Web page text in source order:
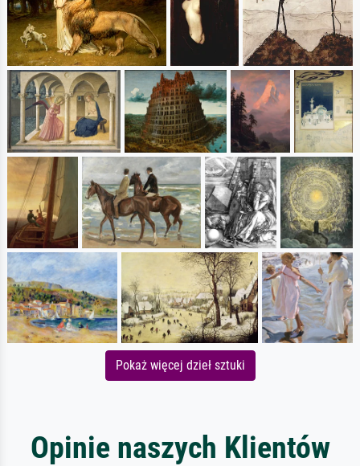
Pokaż więcej dzieł sztuki
Opinie naszych Klientów